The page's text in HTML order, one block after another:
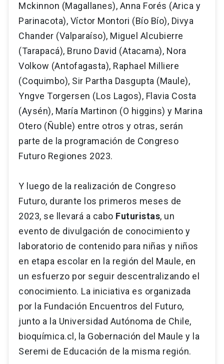
Mckinnon (Magallanes), Anna Forés (Arica y
Parinacota), Víctor Montori (Bío Bío), Divya
Chander (Valparaíso), Miguel Alcubierre
(Tarapacá), Bruno David (Atacama), Nora
Volkow (Antofagasta), Raphael Milliere
(Coquimbo), Sir Partha Dasgupta (Maule),
Yngve Torgersen (Los Lagos), Flavia Costa
(Aysén), María Martinon (O higgins) y Marina
Otero (Ñuble) entre otros y otras, serán
parte de la programación de Congreso
Futuro Regiones 2023.
Y luego de la realización de Congreso
Futuro, durante los primeros meses de
2023, se llevará a cabo Futuristas, un
evento de divulgación de conocimiento y
laboratorio de contenido para niñas y niños
en etapa escolar en la región del Maule, en
un esfuerzo por seguir descentralizando el
conocimiento. La iniciativa es organizada
por la Fundación Encuentros del Futuro,
junto a la Universidad Autónoma de Chile,
bioquímica.cl, la Gobernación del Maule y la
Seremi de Educación de la misma región.